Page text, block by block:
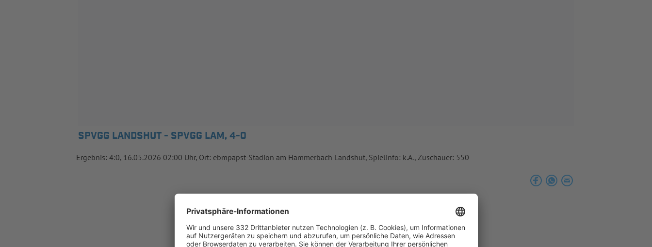
SPVGG LANDSHUT - SPVGG LAM, 4-0
Ergebnis: 4:0, 16.05.2026 02:00 Uhr, Ort: ebmpapst-Stadion am Hammerbach Landshut, Spielinfo: k.A., Zuschauer: 550